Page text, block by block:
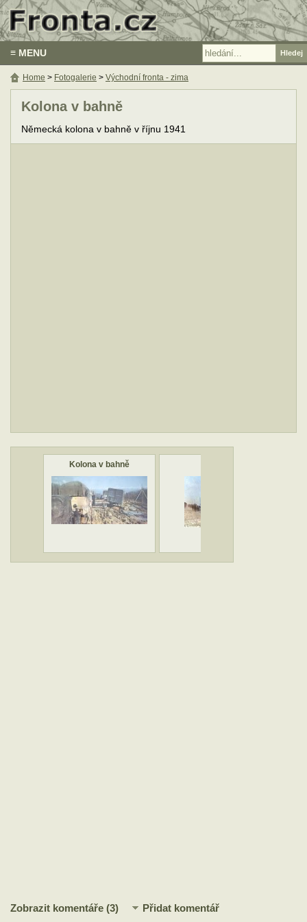
≡ MENU
Kolona v bahně
Německá kolona v bahně v říjnu 1941
Kolona v bahně
Home > Fotogalerie > Východní fronta - zima
Zobrazit komentáře (3) Přidat komentář